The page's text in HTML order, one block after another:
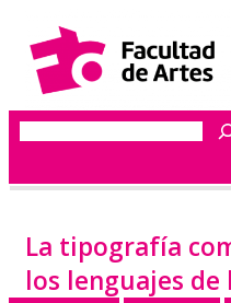
contenido
Buscar
La tipografía
los lenguajes de